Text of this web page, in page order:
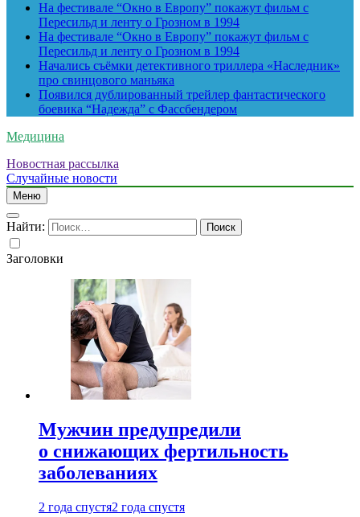
На фестивале “Окно в Европу” покажут фильм с
Пересильд и ленту о Грозном в 1994
На фестивале “Окно в Европу” покажут фильм с
Пересильд и ленту о Грозном в 1994
Начались съёмки детективного триллера «Наследник»
про свинцового маньяка
Появился дублированный трейлер фантастического
боевика “Надежда” с Фассбендером
Медицина
Новостная рассылка
Случайные новости
Меню
Найти:
Заголовки
Мужчин предупредили
о снижающих фертильность
заболеваниях
2 года спустя2 года спустя